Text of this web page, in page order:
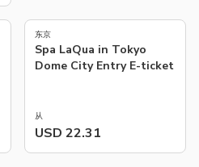
东京
Spa LaQua in Tokyo
Dome City Entry E-ticket
从
USD 22.31